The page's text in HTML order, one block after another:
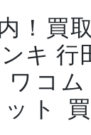
！買
キ 行
ワコ
ト